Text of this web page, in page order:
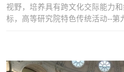
视野，培养具有跨文化交际能力
标，高等研究院特色传统活动--第
授，李秀婷副院长，周晔、房国